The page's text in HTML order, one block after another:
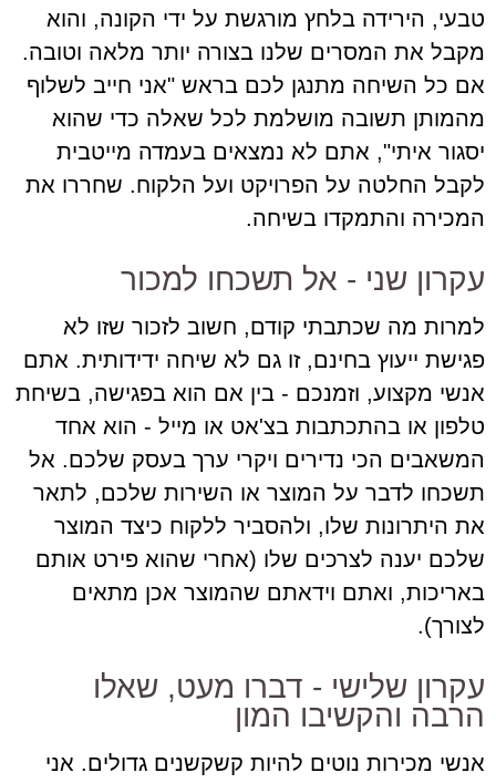
טבעי, הירידה בלחץ מורגשת על ידי הקונה, והוא
מקבל את המסרים שלנו בצורה יותר מלאה וטובה.
אם כל השיחה מתנגן לכם בראש "אני חייב לשלוף
מהמותן תשובה מושלמת לכל שאלה כדי שהוא
יסגור איתי", אתם לא נמצאים בעמדה מייטבית
לקבל החלטה על הפרויקט ועל הלקוח. שחררו את
המכירה והתמקדו בשיחה.
עקרון שני - אל תשכחו למכור
למרות מה שכתבתי קודם, חשוב לזכור שזו לא
פגישת ייעוץ בחינם, זו גם לא שיחה ידידותית. אתם
אנשי מקצוע, וזמנכם - בין אם הוא בפגישה, בשיחת
טלפון או בהתכתבות בצ'אט או מייל - הוא אחד
המשאבים הכי נדירים ויקרי ערך בעסק שלכם. אל
תשכחו לדבר על המוצר או השירות שלכם, לתאר
את היתרונות שלו, ולהסביר ללקוח כיצד המוצר
שלכם יענה לצרכים שלו (אחרי שהוא פירט אותם
באריכות, ואתם וידאתם שהמוצר אכן מתאים
לצורך).
עקרון שלישי - דברו מעט, שאלו
הרבה והקשיבו המון
אנשי מכירות נוטים להיות קשקשנים גדולים. אני